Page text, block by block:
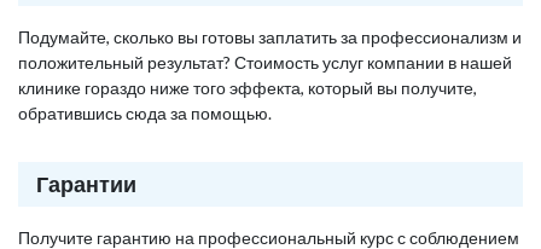
Подумайте, сколько вы готовы заплатить за профессионализм и
положительный результат? Стоимость услуг компании в нашей
клинике гораздо ниже того эффекта, который вы получите,
обратившись сюда за помощью.
Гарантии
Получите гарантию на профессиональный курс с соблюдением